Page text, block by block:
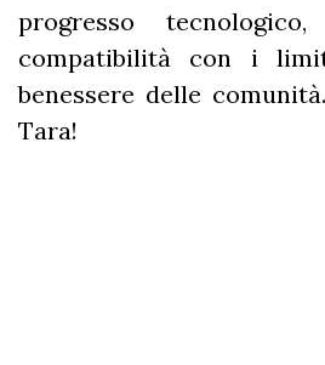
progresso
compatibilità con i
benessere delle
Tara!